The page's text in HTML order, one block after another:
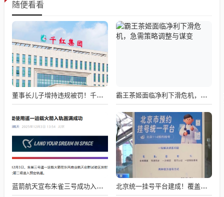
随便看看
董事长儿子增持违规被罚！千红制药市值128亿，半年净赚2.58亿却踩雷信托5年 霸王茶姬面临净利下滑危机，急需策略调整与谋变
蓝箭航天宣布朱雀三号成功入轨，技术突破五大项，深入排查回收失败原因 北京统一挂号平台建成！覆盖近300家二三甲医院号源